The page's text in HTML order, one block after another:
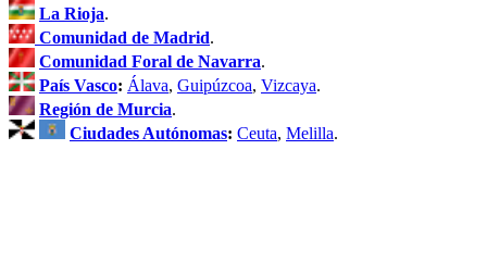
La Rioja.
Comunidad de Madrid.
Comunidad Foral de Navarra.
País Vasco: Álava, Guipúzcoa, Vizcaya.
Región de Murcia.
Ciudades Autónomas: Ceuta, Melilla.